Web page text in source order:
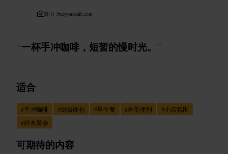
图片 /beeyondcafe.com
“一杯手冲咖啡，短暂的慢时光。 ”
适合
#手冲咖啡 #烘焙面包 #早午餐 #外带便利 #小店氛围
#好友聚会
可期待的内容